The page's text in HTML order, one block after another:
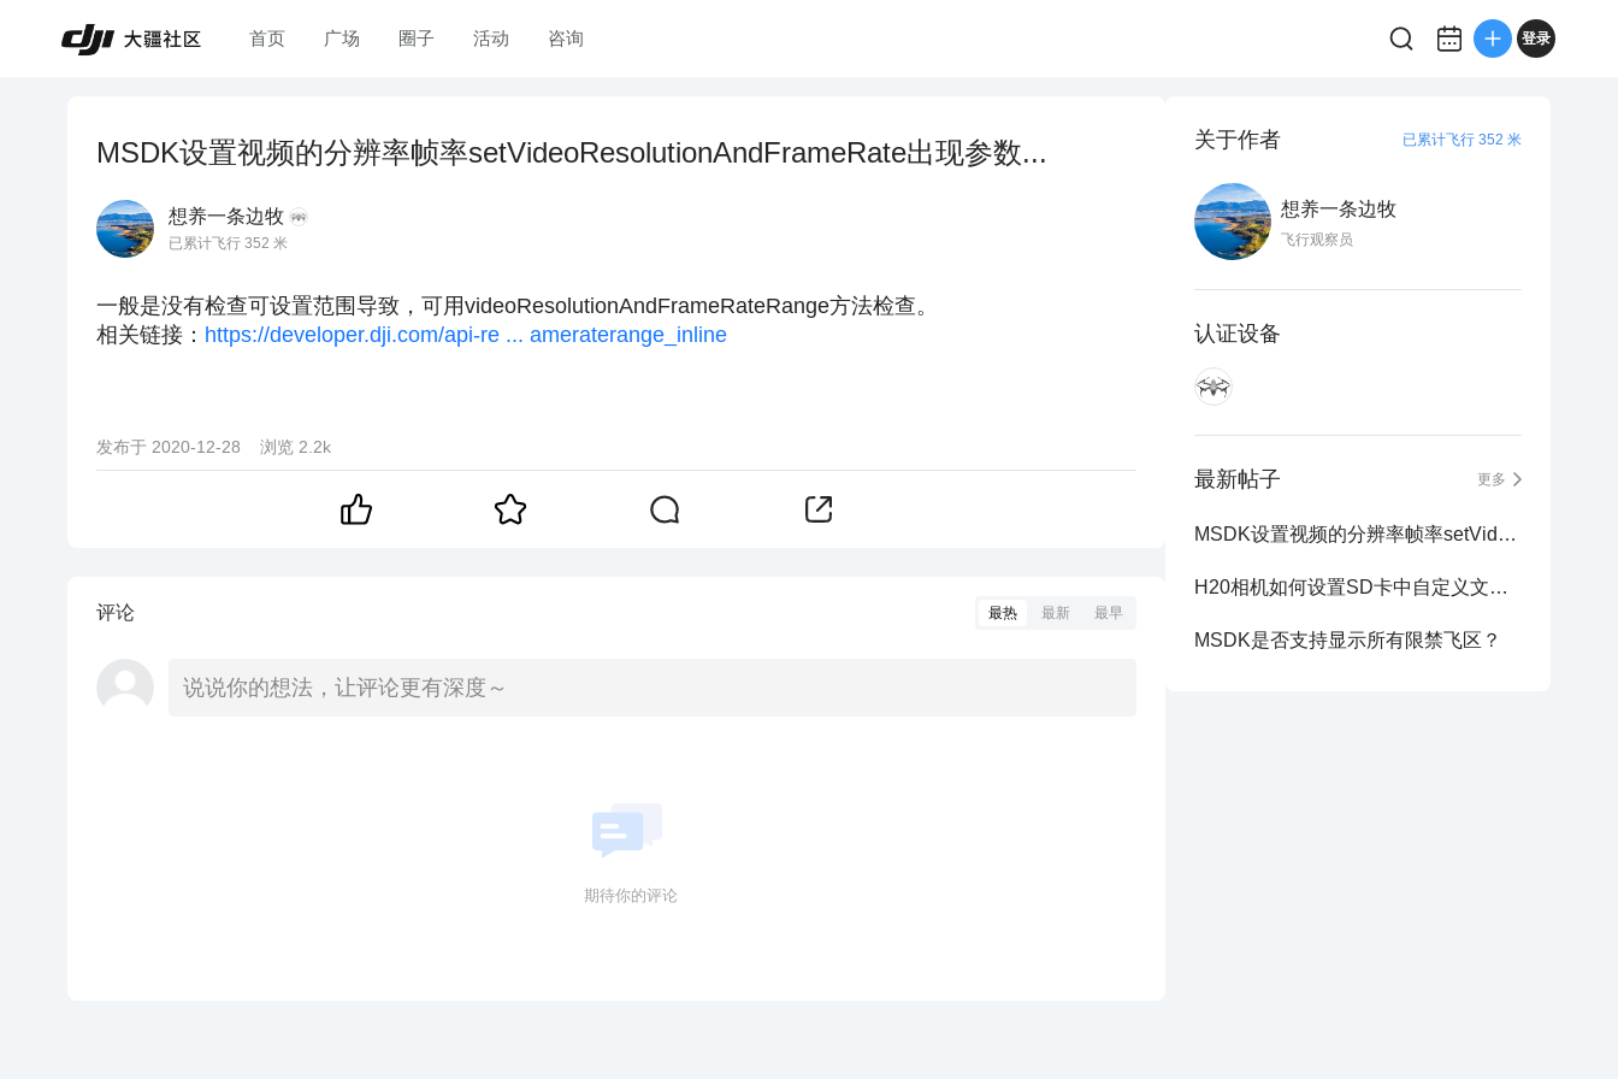
首页 广场 圈子 活动 咨询 登录
MSDK设置视频的分辨率帧率setVideoResolutionAndFrameRate出现参数...
想养一条边牧
已累计飞行 352 米
一般是没有检查可设置范围导致，可用videoResolutionAndFrameRateRange方法检查。
相关链接： https://developer.dji.com/api-re ... ameraterange_inline
发布于 2020-12-28 浏览 2.2k
评论 最热 最新 最早
说说你的想法，让评论更有深度～
期待你的评论
关于作者 已累计飞行 352 米
想养一条边牧
飞行观察员
认证设备
最新帖子 更多
MSDK设置视频的分辨率帧率setVideoResolutionAndFrameRate出现参数...
H20相机如何设置SD卡中自定义文件夹名或文件名？
MSDK是否支持显示所有限禁飞区？